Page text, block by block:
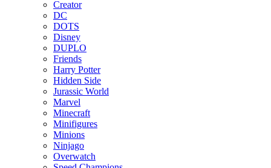
Creator
DC
DOTS
Disney
DUPLO
Friends
Harry Potter
Hidden Side
Jurassic World
Marvel
Minecraft
Minifigures
Minions
Ninjago
Overwatch